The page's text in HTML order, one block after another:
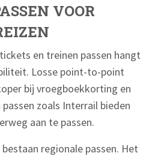
VOOR
en treinen passen hangt
Losse point-to-point
bij vroegboekkorting en
zoals Interrail bieden
aan te passen.
regionale passen. Het